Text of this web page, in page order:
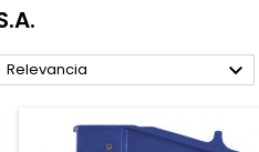
Relevancia 